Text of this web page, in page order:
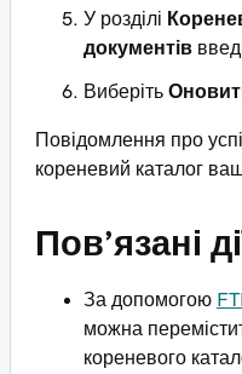
У розділі
документів
Виберіть
Повідомлення про
кореневий каталог
Пов’язані
За допомогою
можна
кореневого